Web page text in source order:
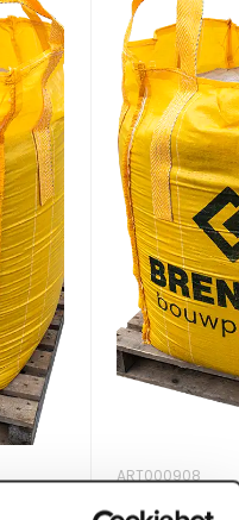
ART000908
Big Bag